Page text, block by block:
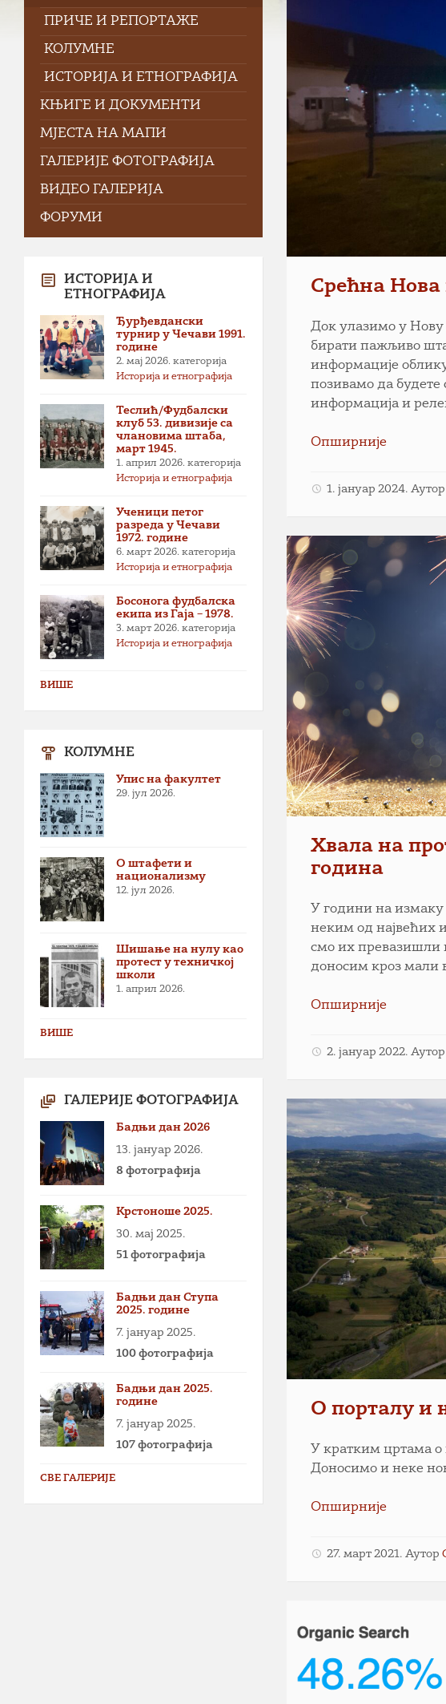
Срећна Нова
Док улазимо у Нову
бирати пажљиво
информације
позивамо да будете
информација и
Опширније
1. јануар 2024.
Хвала на
година
У години на измаку
неким од највећих
смо их превазишли
доносим кроз мали
Опширније
2. јануар 2022.
О порталу и
У кратким цртама о
Доносимо и неке
Опширније
27. март 2021. Аутор
ПРИЧЕ И РЕПОРТАЖЕ
КОЛУМНЕ
ИСТОРИЈА И ЕТНОГРАФИЈА
КЊИГЕ И ДОКУМЕНТИ
МЈЕСТА НА МАПИ
ГАЛЕРИЈЕ ФОТОГРАФИЈА
ВИДЕО ГАЛЕРИЈА
ФОРУМИ
ИСТОРИЈА И
ЕТНОГРАФИЈА
Ђурђевдански
турнир у Чечави 1991.
године
2. мај 2026. категорија
Историја и етнографија
Теслић/Фудбалски
клуб 53. дивизије са
члановима штаба,
март 1945.
1. април 2026. категорија
Историја и етнографија
Ученици петог
разреда у Чечави
1972. године
6. март 2026. категорија
Историја и етнографија
Босонога фудбалска
екипа из Гаја – 1978.
3. март 2026. категорија
Историја и етнографија
ВИШЕ
КОЛУМНЕ
Упис на факултет
29. јул 2026.
О штафети и
национализму
12. јул 2026.
Шишање на нулу као
протест у техничкој
школи
1. април 2026.
ВИШЕ
ГАЛЕРИЈЕ ФОТОГРАФИЈА
Бадњи дан 2026
13. јануар 2026.
8 фотографија
Крстоноше 2025.
30. мај 2025.
51 фотографија
Бадњи дан Ступа
2025. године
7. јануар 2025.
100 фотографија
Бадњи дан 2025.
године
7. јануар 2025.
107 фотографија
СВЕ ГАЛЕРИЈЕ